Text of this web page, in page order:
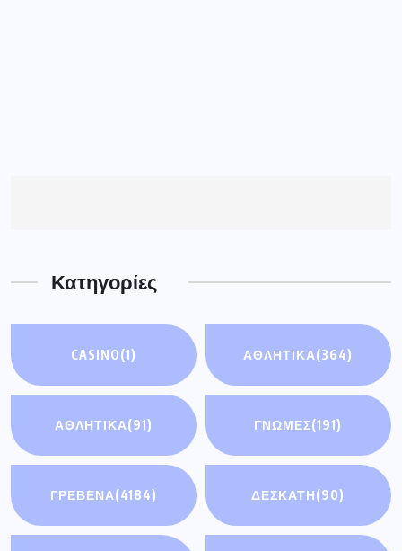
Κατηγορίες
CASINO(1) ΑΘΛΗΤΙΚΑ(364)
ΑΘΛΗΤΙΚΆ(91) ΓΝΩΜΕΣ(191)
ΓΡΕΒΕΝΑ(4184) ΔΕΣΚΑΤΗ(90)